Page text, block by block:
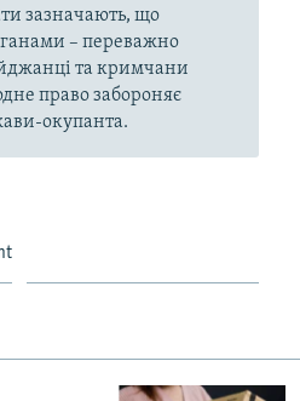
зазначають, що
– переважно
та кримчани
право забороняє
окупанта.